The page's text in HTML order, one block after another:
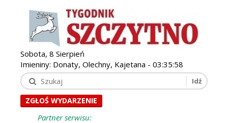
Sobota, 8 Sierpień
Imieniny: Donaty, Olechny, Kajetana - 03:36:00
ZGŁOŚ WYDARZENIE
Partner serwisu: